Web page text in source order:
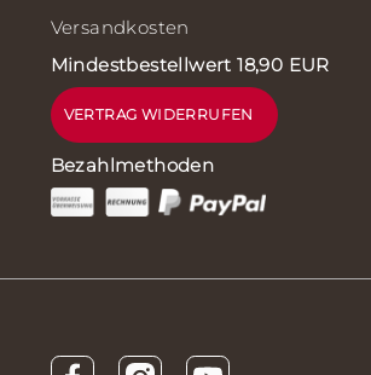
Versandkosten
Mindestbestellwert 18,90 EUR
VERTRAG WIDERRUFEN
Bezahlmethoden